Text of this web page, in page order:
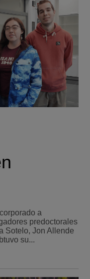
a
predoctorales
Sotelo, Jon Allende
su...